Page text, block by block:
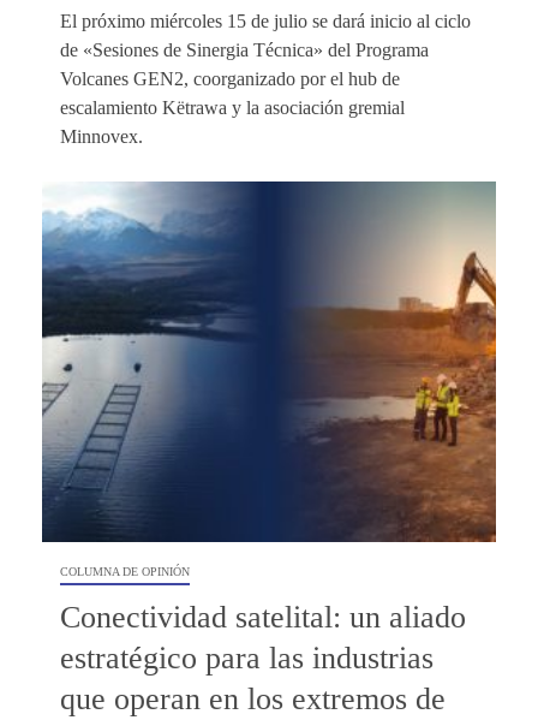
El próximo miércoles 15 de julio se dará inicio al ciclo
de «Sesiones de Sinergia Técnica» del Programa
Volcanes GEN2, coorganizado por el hub de
escalamiento Këtrawa y la asociación gremial
Minnovex.
COLUMNA DE OPINIÓN
Conectividad satelital: un aliado
estratégico para las industrias
que operan en los extremos de